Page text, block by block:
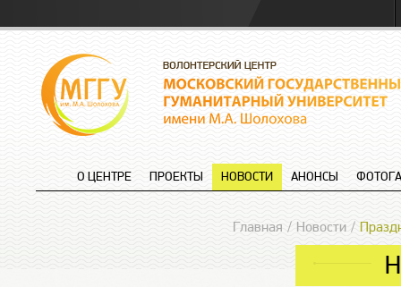
О ЦЕНТРЕ ПРОЕКТЫ НОВОСТИ АНОНСЫ
Главная Новости